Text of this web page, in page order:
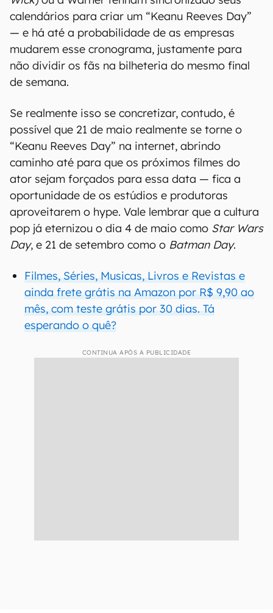
calendários para criar um “Keanu Reeves Day”
— e há até a probabilidade de as empresas
mudarem esse cronograma, justamente para
não dividir os fãs na bilheteria do mesmo final
de semana.
Se realmente isso se concretizar, contudo, é
possível que 21 de maio realmente se torne o
“Keanu Reeves Day” na internet, abrindo
caminho até para que os próximos filmes do
ator sejam forçados para essa data — fica a
oportunidade de os estúdios e produtoras
aproveitarem o hype. Vale lembrar que a cultura
pop já eternizou o dia 4 de maio como Star Wars
Day, e 21 de setembro como o Batman Day.
Filmes, Séries, Musicas, Livros e Revistas e
ainda frete grátis na Amazon por R$ 9,90 ao
mês, com teste grátis por 30 dias. Tá
esperando o quê?
CONTINUA APÓS A PUBLICIDADE